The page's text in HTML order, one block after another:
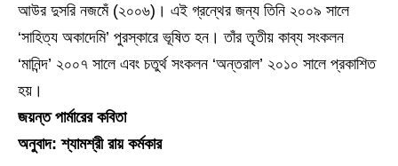
আউর দুসরি নজমেঁ (২০০৬)। এই গ্রন্থের জন্য তিনি ২০০৯ সালে
‘সাহিত্য অকাদেমি’ পুরস্কারে ভূষিত হন। তাঁর তৃতীয় কাব্য সংকলন
‘মানিন্দ’ ২০০৭ সালে এবং চতুর্থ সংকলন ‘অন্তরাল’ ২০১০ সালে প্রকাশিত
হয়।
জয়ন্ত পার্মারের কবিতা
অনুবাদ: শ্যামশ্রী রায় কর্মকার